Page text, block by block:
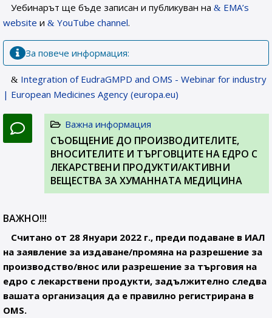
Уебинарът ще бъде записан и публикуван на
EMA’s
website и YouTube channel.
За повече информация:
Integration of EudraGMPD and OMS - Webinar for industry
| European Medicines Agency (europa.eu)
Важна информация
СЪОБЩЕНИЕ ДО ПРОИЗВОДИТЕЛИТЕ,
ВНОСИТЕЛИТЕ И ТЪРГОВЦИТЕ НА ЕДРО С
ЛЕКАРСТВЕНИ ПРОДУКТИ/АКТИВНИ
ВЕЩЕСТВА ЗА ХУМАННАТА МЕДИЦИНА
ВАЖНО!!!
Считано от 28 Януари 2022 г., преди подаване в ИАЛ
на заявление за издаване/промяна на разрешение за
производство/внос или разрешение за търговия на
едро с лекарствени продукти, задължително следва
вашата организация да е правилно регистрирана в
OMS.